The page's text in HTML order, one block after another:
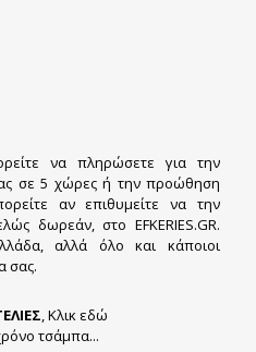
να πληρώσετε για την
σε 5 χώρες ή την προώθηση
αν επιθυμείτε να την
δωρεάν, στο EFKERIES.GR.
αλλά όλο και κάποιοι
σας.
, Κλικ εδώ
τσάμπα...